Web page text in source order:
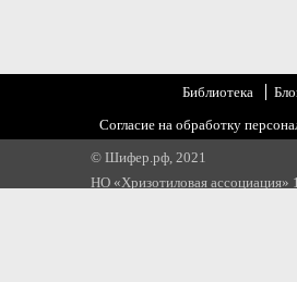
Библиотека
Согласие на обработку
© Шифер.рф, 2021
НО «Хризотиловая ассоциация»